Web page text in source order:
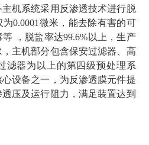
机系统采用反渗透技术进行脱
0.0001微米，能去除有害的可
，脱盐率达99.6%以上，生产
主机部分包含保安过滤器、高
滤器为以上的第四级预处理系
设备之一，为反渗透膜元件提
压及运行阻力，满足装置达到